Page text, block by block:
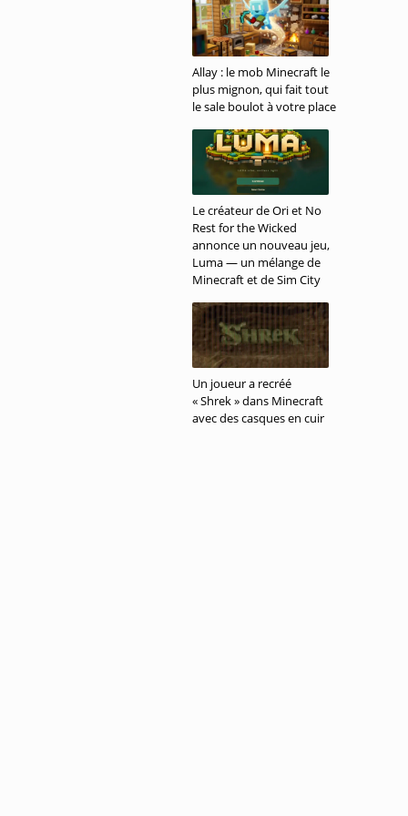
Allay : le mob Minecraft le
plus mignon, qui fait tout
le sale boulot à votre place
Le créateur de Ori et No
Rest for the Wicked
annonce un nouveau jeu,
Luma — un mélange de
Minecraft et de Sim City
Un joueur a recréé
« Shrek » dans Minecraft
avec des casques en cuir